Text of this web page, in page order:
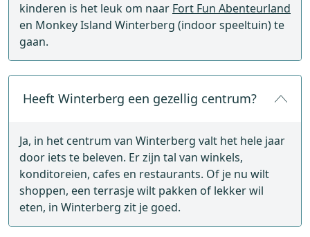
kinderen is het leuk om naar Fort Fun Abenteurland
en Monkey Island Winterberg (indoor speeltuin) te
gaan.
Heeft Winterberg een gezellig centrum?
Ja, in het centrum van Winterberg valt het hele jaar
door iets te beleven. Er zijn tal van winkels,
konditoreien, cafes en restaurants. Of je nu wilt
shoppen, een terrasje wilt pakken of lekker wil
eten, in Winterberg zit je goed.